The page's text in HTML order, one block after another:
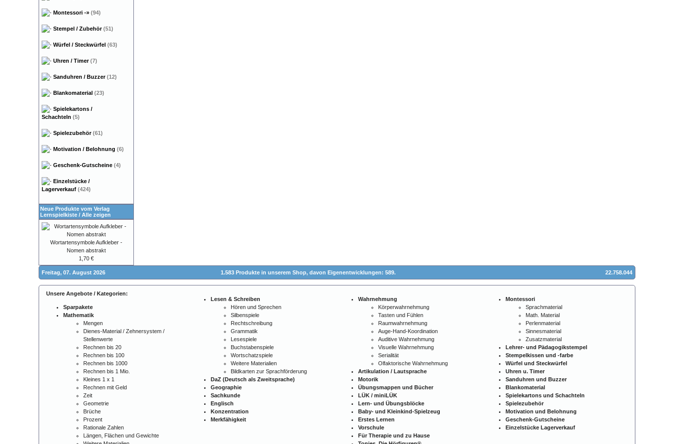
Montessori -» (94)
Stempel / Zubehör(51)
Würfel / Steckwürfel (63)
Uhren / Timer(7)
Sanduhren / Buzzer(12)
Blankomaterial (23)
Spielekartons /
Schachteln (5)
Spielezubehör(61)
Motivation / Belohnung (6)
Geschenk-Gutscheine (4)
Einzelstücke /
Lagerverkauf (424)
Neue Produkte vom Verlag
Lernspielkiste / Alle zeigen
Wortartensymbole Aufkleber -
Nomen abstrakt
1,70 €
Freitag, 07. August 2026 1.583 Produkte in unserem Shop, davon Eigenentwicklungen: 589. 22.758.044
Unsere Angebote / Kategorien:
Sparpakete
Mathematik
Mengen
Dienes-Material / Zehnersystem /
Stellenwerte
Rechnen bis 20
Rechnen bis 100
Rechnen bis 1000
Rechnen bis 1 Mio.
Kleines 1 x 1
Rechnen mit Geld
Zeit
Geometrie
Brüche
Prozent
Rationale Zahlen
Längen, Flächen und Gewichte
Lesen & Schreiben
Hören und Sprechen
Silbenspiele
Rechtschreibung
Grammatik
Lesespiele
Buchstabenspiele
Wortschatzspiele
Weitere Materialien
Bildkarten zur Sprachförderung
DaZ (Deutsch als Zweitsprache)
Geographie
Sachkunde
Englisch
Konzentration
Merkfähigkeit
Wahrnehmung
Körperwahrnehmung
Tasten und Fühlen
Raumwahrnehmung
Auge-Hand-Koordination
Auditive Wahrnehmung
Visuelle Wahrnehmung
Serialität
Olfaktorische Wahrnehmung
Artikulation / Lautsprache
Motorik
Übungsmappen und Bücher
LÜK / miniLÜK
Lern- und Übungsblöcke
Baby- und Kleinkind-Spielzeug
Erstes Lernen
Vorschule
Für Therapie und zu Hause
Montessori
Sprachmaterial
Math. Material
Perlenmaterial
Sinnesmaterial
Zusatzmaterial
Lehrer- und Pädagogikstempel
Stempelkissen und -farbe
Würfel und Steckwürfel
Uhren u. Timer
Sanduhren und Buzzer
Blankomaterial
Spielekartons und Schachteln
Spielezubehör
Motivation und Belohnung
Geschenk-Gutscheine
Einzelstücke Lagerverkauf